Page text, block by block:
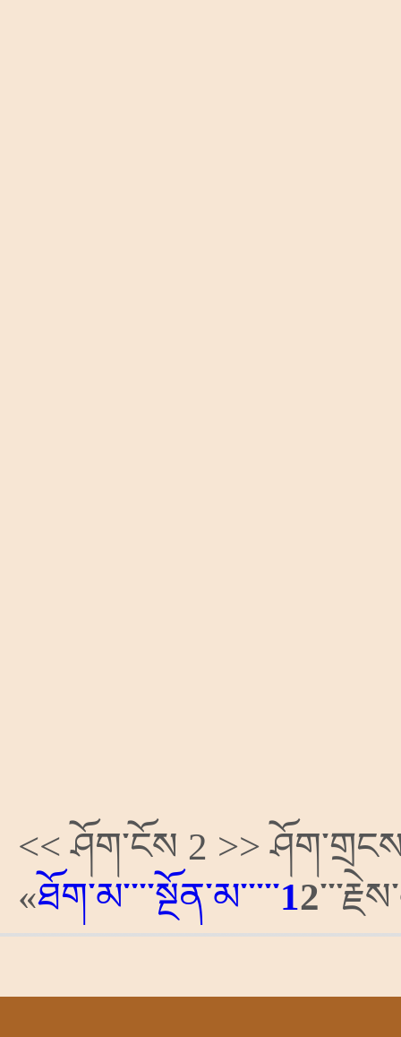
<< ཤོག་ངོས 2 >>
«ཐོག་མ་་་་སྔོན་མ་་་་་12